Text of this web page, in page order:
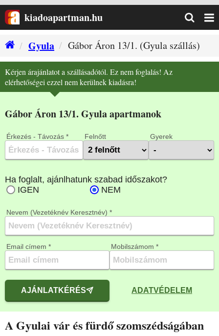
kiadoapartman.hu
Gyula
Gábor Áron 13/1. (Gyula szállás)
Kérjen árajánlatot a szállásadótól. Ez nem foglalás! Az
elérhetőségei ezzel nem kerülnek kiadásra!
Gábor Áron 13/1. Gyula apartmanok
Érkezés - Távozás * Felnőtt Gyerek
Nevem (Vezetéknév Keresztnév) *
Email címem * Mobilszámom *
AJÁNLATKÉRÉS ADATVÉDELEM
A Gyulai vár és fürdő szomszédságában